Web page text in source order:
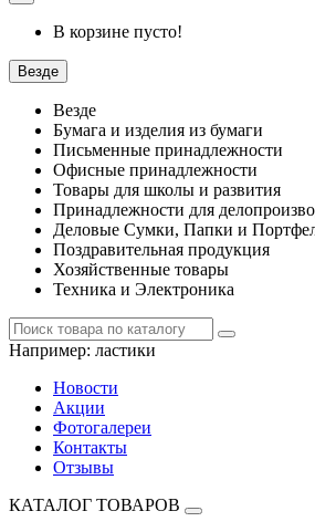
В корзине пусто!
Везде
Везде
Бумага и изделия из бумаги
Письменные принадлежности
Офисные принадлежности
Товары для школы и развития
Принадлежности для
Деловые Сумки, Папки и
Поздравительная продукция
Хозяйственные товары
Техника и Электроника
Например: ластики
Новости
Акции
Фотогалереи
Контакты
Отзывы
КАТАЛОГ ТОВАРОВ